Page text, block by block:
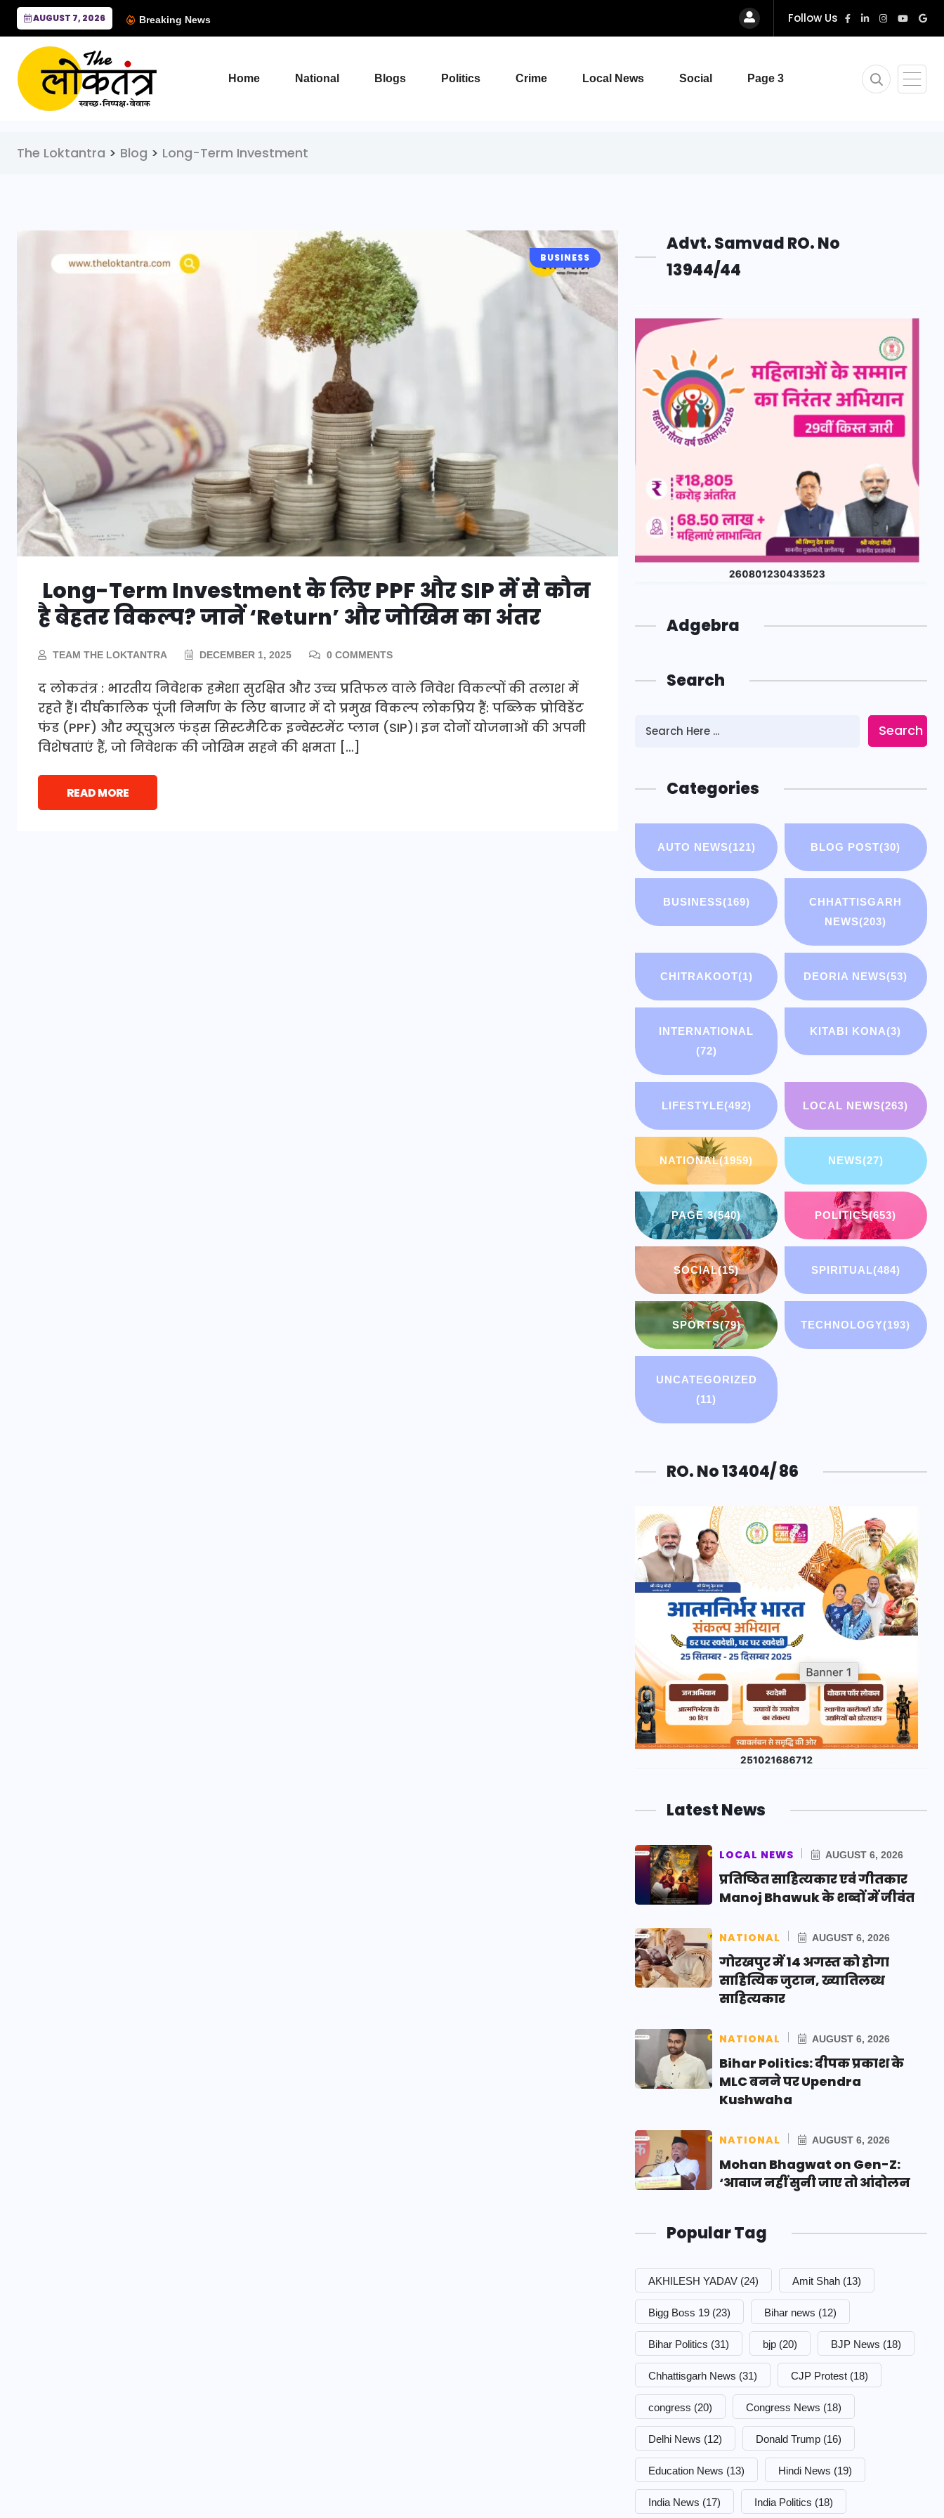
AUGUST 7, 2026 Breaking News Follow Us
Home National Blogs Politics Crime Local News Social Page 3
The Loktantra > Blog > Long-Term Investment
BUSINESS
Long-Term Investment के लिए PPF और SIP में से कौन
है बेहतर विकल्प? जानें ‘Return’ और जोखिम का अंतर
TEAM THE LOKTANTRA DECEMBER 1, 2025 0 COMMENTS
द लोकतंत्र : भारतीय निवेशक हमेशा सुरक्षित और उच्च प्रतिफल वाले निवेश विकल्पों की तलाश में
रहते हैं। दीर्घकालिक पूंजी निर्माण के लिए बाजार में दो प्रमुख विकल्प लोकप्रिय हैं: पब्लिक प्रोविडेंट
फंड (PPF) और म्यूचुअल फंड्स सिस्टमैटिक इन्वेस्टमेंट प्लान (SIP)। इन दोनों योजनाओं की अपनी
विशेषताएं हैं, जो निवेशक की जोखिम सहने की क्षमता […]
READ MORE
Advt. Samvad RO. No
13944/44
Adgebra
Search
Search
Categories
AUTO NEWS(121) BLOG POST(30)
BUSINESS(169)
CHHATTISGARH
NEWS(203)
CHITRAKOOT(1) DEORIA NEWS(53)
INTERNATIONAL
(72)
KITABI KONA(3)
LIFESTYLE(492) LOCAL NEWS(263)
NATIONAL(1959) NEWS(27)
PAGE 3(540) POLITICS(653)
SOCIAL(15) SPIRITUAL(484)
SPORTS(79) TECHNOLOGY(193)
UNCATEGORIZED
(11)
RO. No 13404/ 86
Latest News
LOCAL NEWS AUGUST 6, 2026
प्रतिष्ठित साहित्यकार एवं गीतकार
Manoj Bhawuk के शब्दों में जीवंत
NATIONAL AUGUST 6, 2026
गोरखपुर में 14 अगस्त को होगा
साहित्यिक जुटान, ख्यातिलब्ध
साहित्यकार
NATIONAL AUGUST 6, 2026
Bihar Politics: दीपक प्रकाश के
MLC बनने पर Upendra
Kushwaha
NATIONAL AUGUST 6, 2026
Mohan Bhagwat on Gen-Z:
‘आवाज नहीं सुनी जाए तो आंदोलन
Popular Tag
AKHILESH YADAV (24) Amit Shah (13)
Bigg Boss 19 (23) Bihar news (12)
Bihar Politics (31) bjp (20) BJP News (18)
Chhattisgarh News (31) CJP Protest (18)
congress (20) Congress News (18)
Delhi News (12) Donald Trump (16)
Education News (13) Hindi News (19)
India News (17) India Politics (18)